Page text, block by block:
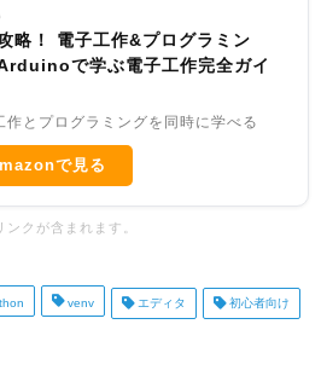
略！ 電子工作&プログラミン
で学ぶ電子工作完全ガイ
作とプログラミングを同時に学べる
で見る
クが含まれます。
venv エディタ 初心者向け